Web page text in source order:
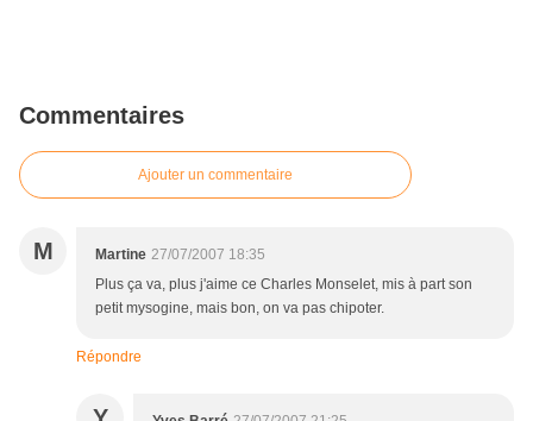
Commentaires
Ajouter un commentaire
M Martine 27/07/2007 18:35
Plus ça va, plus j'aime ce Charles Monselet, mis à part son
petit mysogine, mais bon, on va pas chipoter.
Répondre